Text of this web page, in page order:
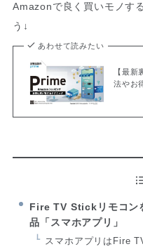
Amazonで良く買いモノす
う↓
あわせて読みたい
【最
法やお
Fire TV Stickリモコン
品「スマホアプリ」
スマホアプリはFire